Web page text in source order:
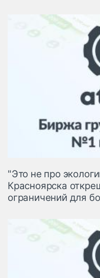
"Это не про
Красноярска
ограничений для